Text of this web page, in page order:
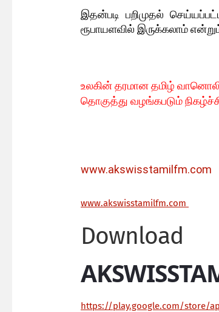
இதன்படி பறிமுதல்
ரூபாயளவில் இருக்கலாம்
உலகின் தரமான தமிழ்
தொகுத்து வழங்கபடும்
www.akswisstamilfm.com
www.akswisstamilfm.com
Download
https://play.google.com/store/